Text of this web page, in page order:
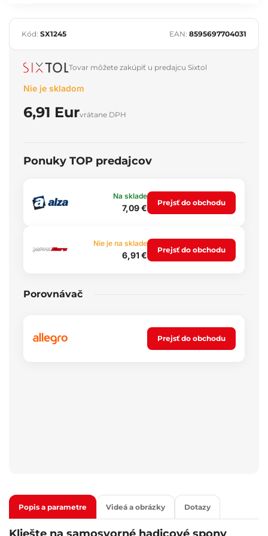
Kód: SX1245 EAN: 8595697704031
Tovar môžete zakúpiť u predajcu Sixtol
Nie je skladom
6,91 Eurvrátane DPH
Ponuky TOP predajcov
Na sklade
7,09 €
Prejsť do obchodu
Nie je na sklade
6,91 €
Prejsť do obchodu
Porovnávač
Prejsť do obchodu
Popis a parametre Videá a obrázky Dotazy